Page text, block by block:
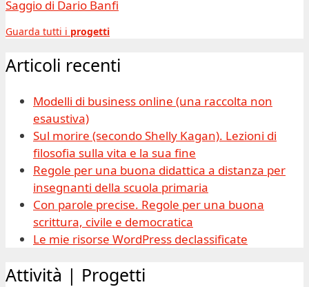
Guarda tutti i progetti
Articoli recenti
Modelli di business online (una raccolta non
esaustiva)
Sul morire (secondo Shelly Kagan). Lezioni di
filosofia sulla vita e la sua fine
Regole per una buona didattica a distanza per
insegnanti della scuola primaria
Con parole precise. Regole per una buona
scrittura, civile e democratica
Le mie risorse WordPress declassificate
Attività | Progetti